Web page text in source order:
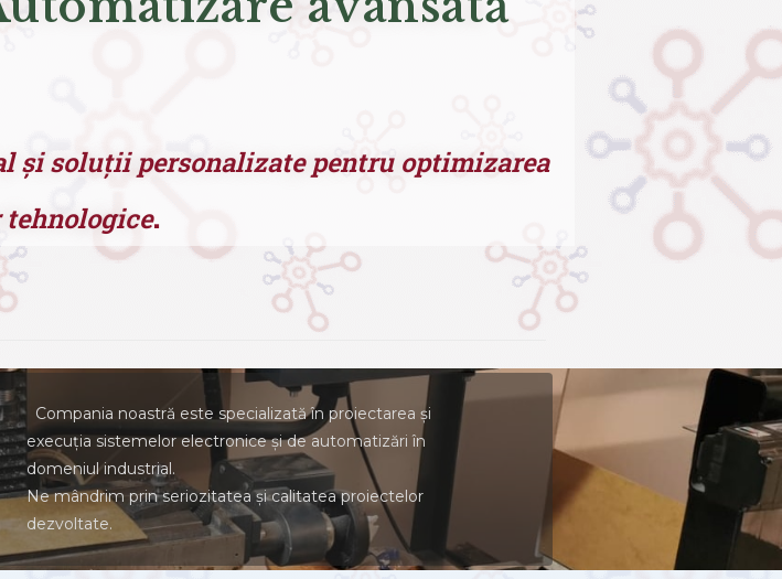
și soluții personalizate pentru optimizarea
tehnologice
Compania noastră este specializată în proiectarea și
execuția sistemelor electronice și de automatizări în
domeniul industrial.